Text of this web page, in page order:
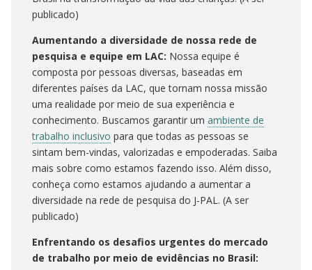
publicado)
Aumentando a diversidade de nossa rede de
pesquisa e equipe em LAC: Nossa equipe é
composta por pessoas diversas, baseadas em
diferentes países da LAC, que tornam nossa missão
uma realidade por meio de sua experiência e
conhecimento. Buscamos garantir um ambiente de
trabalho inclusivo para que todas as pessoas se
sintam bem-vindas, valorizadas e empoderadas. Saiba
mais sobre como estamos fazendo isso. Além disso,
conheça como estamos ajudando a aumentar a
diversidade na rede de pesquisa do J-PAL. (A ser
publicado)
Enfrentando os desafios urgentes do mercado
de trabalho por meio de evidências no Brasil: